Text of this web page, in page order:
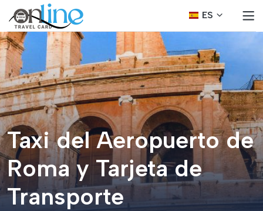
ES
Taxi del Aeropuerto de
Roma y Tarjeta de
Transporte